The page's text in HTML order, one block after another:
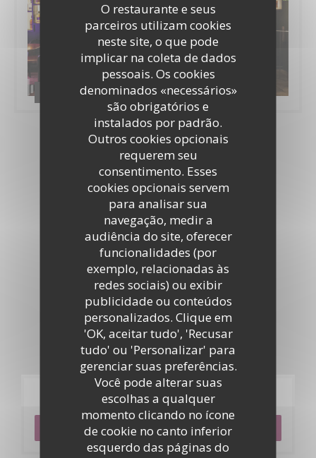
O restaurante e seus
parceiros utilizam cookies
neste site, o que pode
implicar na coleta de dados
pessoais. Os cookies
denominados «necessários»
são obrigatórios e
instalados por padrão.
Outros cookies opcionais
requerem seu
consentimento. Esses
cookies opcionais servem
para analisar sua
navegação, medir a
audiência do site, oferecer
funcionalidades (por
exemplo, relacionadas às
redes sociais) ou exibir
publicidade ou conteúdos
personalizados. Clique em
'OK, aceitar tudo', 'Recusar
tudo' ou 'Personalizar' para
gerenciar suas preferências.
Você pode alterar suas
escolhas a qualquer
momento clicando no ícone
de cookie no canto inferior
esquerdo das páginas do
Le Cirque
Tour virtual
Reserva
RESERVAR UMA MESA